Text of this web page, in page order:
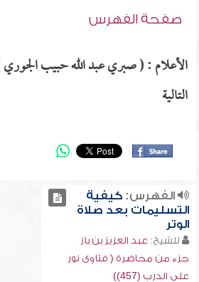
صفحة الفهرس
الأعلام : ( صبري عبد الله حبيب
التالية
الفهرس:كيفية
التسليمات بعد صلاة
الوتر
للشيخ: عبد العزيز بن باز
جزء من محاضرة ( فتاوى نور
على الدرب (457))